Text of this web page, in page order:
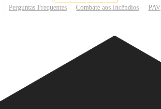
Perguntas Frequentes Combate aos Incêndios PAV